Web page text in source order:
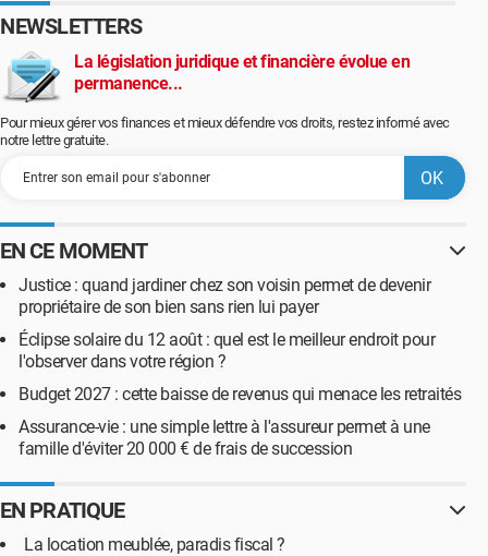
NEWSLETTERS
La législation juridique et financière évolue en
permanence...
Pour mieux gérer vos finances et mieux défendre vos droits, restez informé avec
notre lettre gratuite.
EN CE MOMENT
Justice : quand jardiner chez son voisin permet de devenir
propriétaire de son bien sans rien lui payer
Éclipse solaire du 12 août : quel est le meilleur endroit pour
l'observer dans votre région ?
Budget 2027 : cette baisse de revenus qui menace les retraités
Assurance-vie : une simple lettre à l'assureur permet à une
famille d'éviter 20 000 € de frais de succession
EN PRATIQUE
La location meublée, paradis fiscal ?